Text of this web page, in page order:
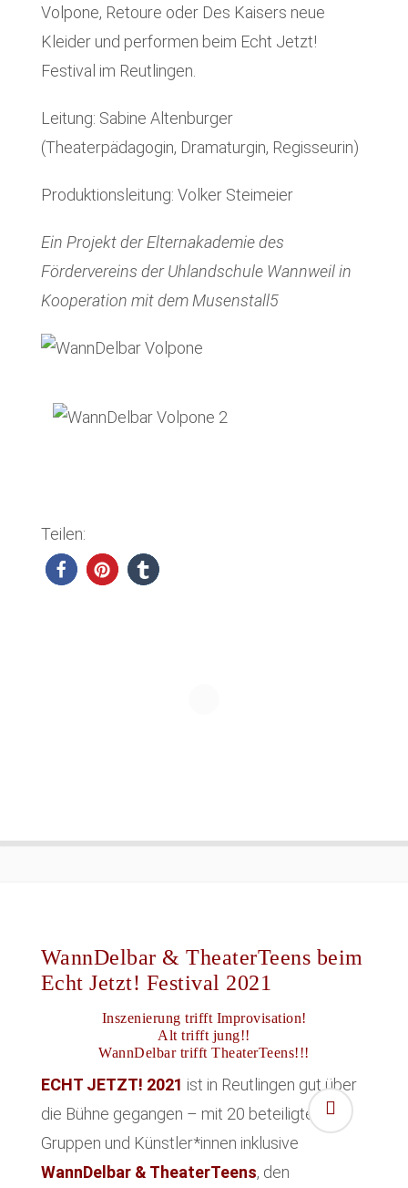
Volpone, Retoure oder Des Kaisers neue
Kleider und performen beim Echt Jetzt!
Festival im Reutlingen.
Leitung: Sabine Altenburger
(Theaterpädagogin, Dramaturgin, Regisseurin)
Produktionsleitung: Volker Steimeier
Ein Projekt der Elternakademie des
Fördervereins der Uhlandschule Wannweil in
Kooperation mit dem Musenstall5
Teilen:
WannDelbar & TheaterTeens beim
Echt Jetzt! Festival 2021
Inszenierung trifft Improvisation!
Alt trifft jung!!
WannDelbar trifft TheaterTeens!!!
ECHT JETZT! 2021 ist in Reutlingen gut über
die Bühne gegangen – mit 20 beteiligten
Gruppen und Künstler*innen inklusive
WannDelbar & TheaterTeens, den